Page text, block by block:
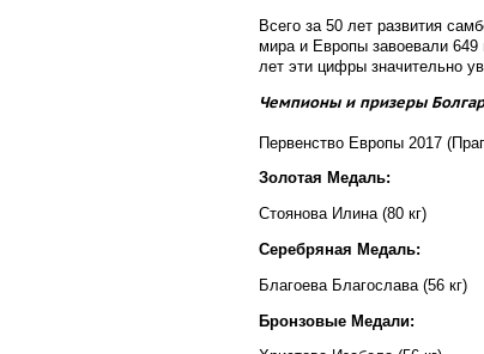
Всего за 50 лет развития
мира и Европы завоевали
лет эти цифры значительно
Чемпионы и призеры
Первенство Европы 2017
Золотая Медаль:
Стоянова Илина (80 кг)
Серебряная Медаль:
Благоева Благослава (56 кг)
Бронзовые Медали: